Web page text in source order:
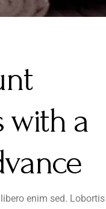
with a
enim sed. Lobortis